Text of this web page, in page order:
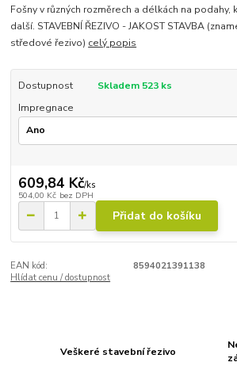
Fošny v různých rozměrech a délkách na podahy,
další. STAVEBNÍ ŘEZIVO - JAKOST STAVBA
středové řezivo) celý popis
Dostupnost
Skladem 523 ks
Impregnace
609,84 Kč/ks
504,00 Kč bez DPH
Přidat do košíku
EAN kód:
8594021391138
Hlídat cenu / dostupnost
Veškeré stavební řezivo